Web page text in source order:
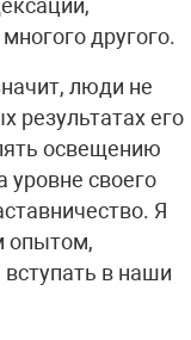
другого.
люди не
результатах его
освещению
своего
Я
опытом,
в наши